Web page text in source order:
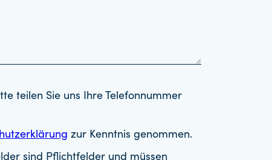
teilen Sie uns Ihre Telefonnummer
zur Kenntnis genommen.
sind Pflichtfelder und müssen